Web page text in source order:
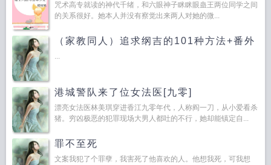
咒术高专就读的神代千绪，和六眼神子眯眯眼蛊王两位同学之间
的关系很好。她本人并没有察觉出来两人对她的微...
（家教同人）追求纲吉的101种方法+番外
...
港城警队来了位女法医[九零]
漂亮女法医林美琪穿进香江九零年代，人称阎一刀，从小爱看杀
猪。穷凶极恶的犯罪现场大男人都吐的不行，她却能镇定自...
罪不至死
文案我犯了个罪孽，我害死了他喜欢的人。他想我死，可我想